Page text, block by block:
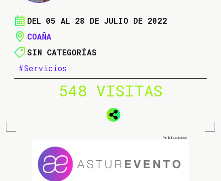
DEL 05 AL 28 DE JULIO DE 2022
COAÑA
SIN CATEGORÍAS
#Servicios
548 VISITAS